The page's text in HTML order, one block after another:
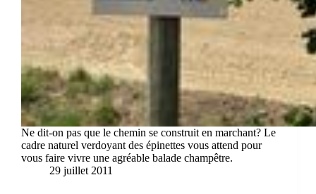
Ne dit-on pas que le chemin se construit en marchant? Le
cadre naturel verdoyant des épinettes vous attend pour
vous faire vivre une agréable balade champêtre.
29 juillet 2011